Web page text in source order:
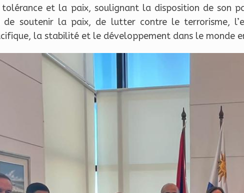
et la paix, soulignant la disposition de son
de soutenir la paix, de lutter contre le terrorisme,
la stabilité et le développement dans le monde